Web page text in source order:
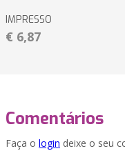
IMPRESSO
€ 6,87
Comentários
Faça o login deixe o seu